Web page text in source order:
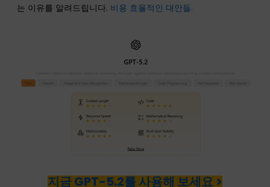
는 이유를 알려드립니다. 비용 효율적인 대안들.
지금 GPT-5.2를 사용해 보세요 >